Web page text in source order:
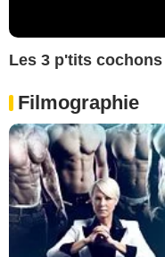
Les 3 p'tits
Filmographie